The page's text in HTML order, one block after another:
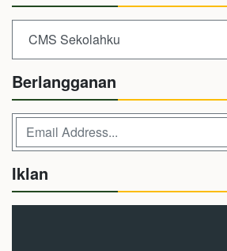
CMS Sekolahku
Berlangganan
Iklan